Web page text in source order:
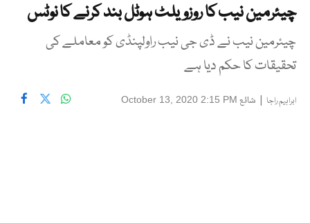
چیئرمین نیب کا روزویلٹ ہوٹل بند کرنے کا نوٹس
چیئرمین نیب نے ڈی جی نیب راولپنڈی کو معاملے کی
تحقیقات کا حکم دیا ہے
ابراہیم راجا | شائع October 13, 2020 2:15 PM